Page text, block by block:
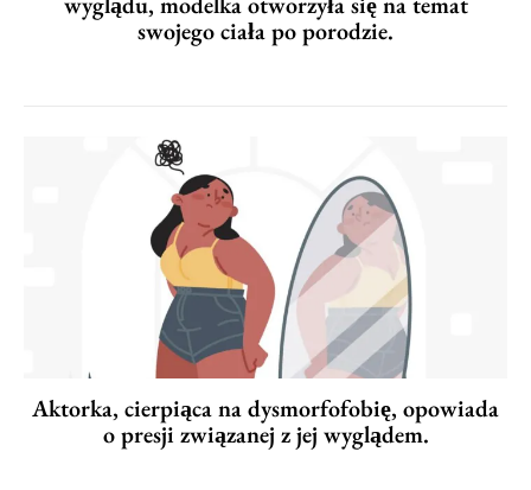
swojego ciała po porodzie.
Aktorka, cierpiąca na dysmorfofobię, opowiada
o presji związanej z jej wyglądem.